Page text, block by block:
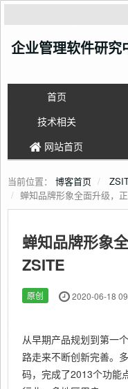
企业管理软件研究
首页
技术相关
网站首页
当前位置： 博客首页
蝉知品牌形象全面升级，
蝉知品牌形象
ZSITE
原创 2020-06-18
从早期产品规划到第一
路走来不断创新完善。
码，完成了2013个功能